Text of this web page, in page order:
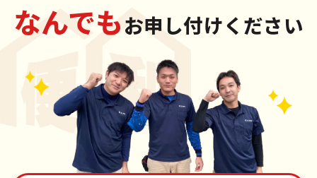
なんでもお申し付けください